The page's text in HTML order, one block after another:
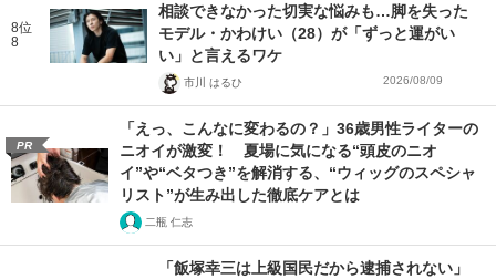
8位
8
相談できなかった切実な悩みも…脚を失った
モデル・かわけい（28）が「ずっと運がい
い」と言えるワケ
市川 はるひ 2026/08/09
PR
「えっ、こんなに変わるの？」36歳男性ライターの
ニオイが激変！ 夏場に気になる“頭皮のニオ
イ”や“ベタつき”を解消する、“ウィッグのスペシャ
リスト”が生み出した徹底ケアとは
二瓶 仁志
「飯塚幸三は上級国民だから逮捕されない」